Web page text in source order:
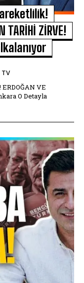
TARİHİ ZİRVE!
TV
VE
O Detayla